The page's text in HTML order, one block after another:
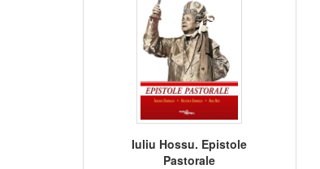
Iuliu Hossu. Epistole
Pastorale